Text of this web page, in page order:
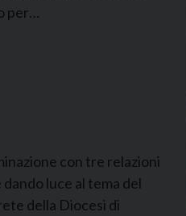
per…
con tre relazioni
luce al tema del
della Diocesi di